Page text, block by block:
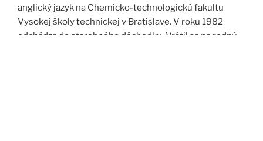
anglický jazyk na Chemicko-technologickú fakultu
Vysokej školy technickej v Bratislave. V roku 1982
odchádza do starobného dôchodku. Vrátil sa na rodný